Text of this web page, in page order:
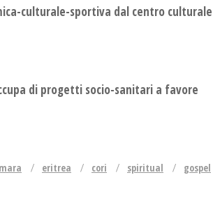
culturale-sportiva dal centro culturale
di progetti socio-sanitari a favore
eritrea cori spiritual
gospel